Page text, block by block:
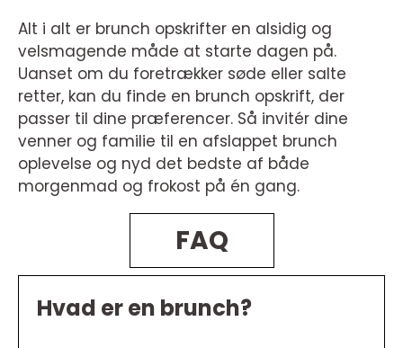
Alt i alt er brunch opskrifter en alsidig og
velsmagende måde at starte dagen på.
Uanset om du foretrækker søde eller salte
retter, kan du finde en brunch opskrift, der
passer til dine præferencer. Så invitér dine
venner og familie til en afslappet brunch
oplevelse og nyd det bedste af både
morgenmad og frokost på én gang.
FAQ
Hvad er en brunch?